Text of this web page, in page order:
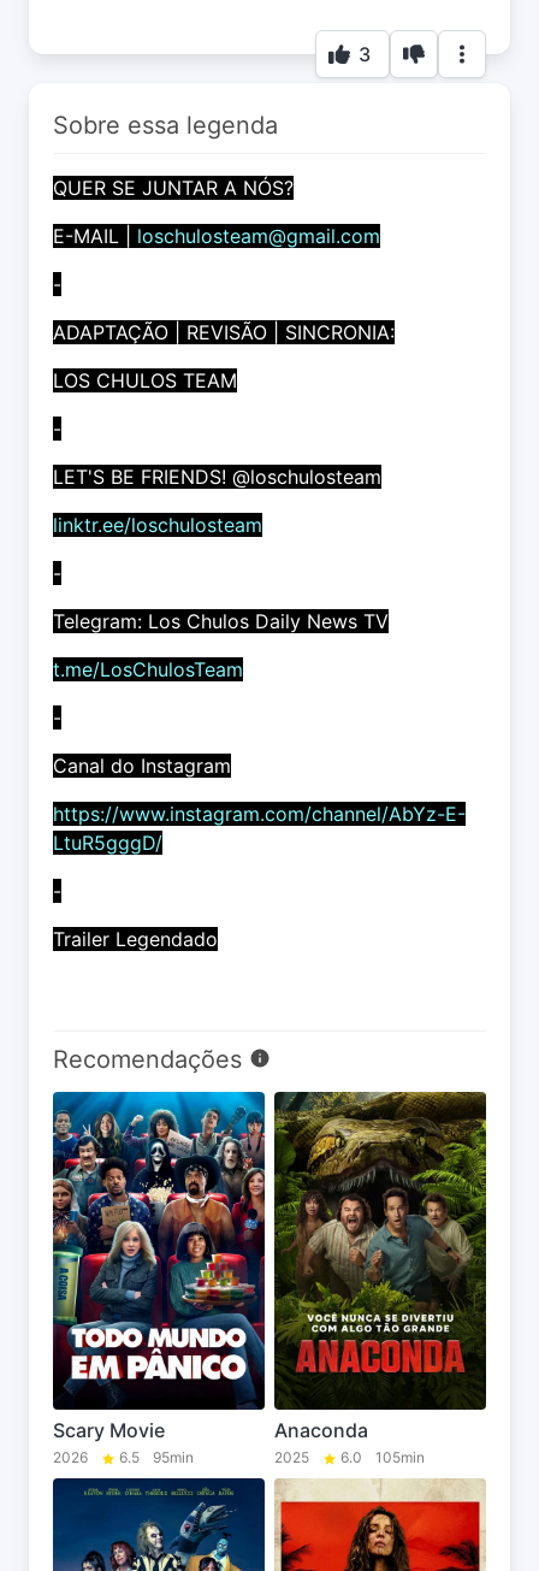
3
Sobre essa legenda
QUER SE JUNTAR A NÓS?
E-MAIL | loschulosteam@gmail.com
-
ADAPTAÇÃO | REVISÃO | SINCRONIA:
LOS CHULOS TEAM
-
LET'S BE FRIENDS! @loschulosteam
linktr.ee/loschulosteam
-
Telegram: Los Chulos Daily News TV
t.me/LosChulosTeam
-
Canal do Instagram
https://www.instagram.com/channel/AbYz-E-
LtuR5gggD/
-
Trailer Legendado
Recomendações
Scary Movie
2026 6.5 95min
Anaconda
2025 6.0 105min